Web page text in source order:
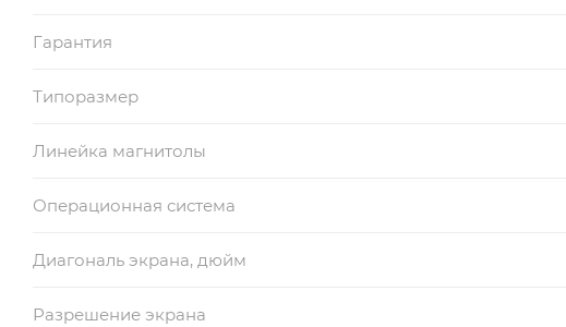
Гарантия
Типоразмер
Линейка магнитолы
Операционная система
Диагональ экрана, дюйм
Разрешение экрана